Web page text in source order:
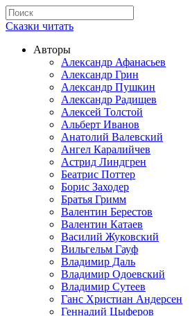
Сказки читать
Авторы
Александр Афанасьев
Александр Грин
Александр Пушкин
Александр Радищев
Алексей Толстой
Альберт Иванов
Анатолий Валевский
Ангел Каралийчев
Астрид Линдгрен
Беатрис Поттер
Борис Заходер
Братья Гримм
Валентин Берестов
Валентин Катаев
Василий Жуковский
Вильгельм Гауф
Владимир Даль
Владимир Одоевский
Владимир Сутеев
Ганс Христиан Андерсен
Геннадий Цыферов